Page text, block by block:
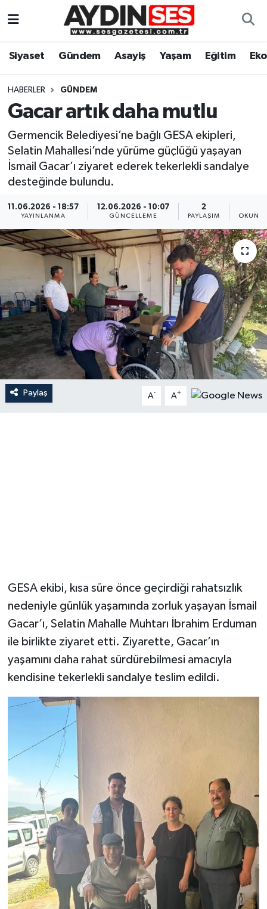
Siyaset Gündem Asayiş Yaşam Eğitim
HABERLER GÜNDEM
Gacar artık daha mutlu
Germencik Belediyesi’ne bağlı GESA ekipleri,
Selatin Mahallesi’nde yürüme güçlüğü yaşayan
İsmail Gacar’ı ziyaret ederek tekerlekli sandalye
desteğinde bulundu.
11.06.2026 - 18:57
YAYINLANMA
12.06.2026 - 10:07
GÜNCELLEME
2
PAYLAŞIM
Paylaş A- A+
GESA ekibi, kısa süre önce geçirdiği rahatsızlık
nedeniyle günlük yaşamında zorluk yaşayan İsmail
Gacar’ı, Selatin Mahalle Muhtarı İbrahim Erduman
ile birlikte ziyaret etti. Ziyarette, Gacar’ın
yaşamını daha rahat sürdürebilmesi amacıyla
kendisine tekerlekli sandalye teslim edildi.
Gündem
Siyaset
Ekonomi
Yaşam
Kültür Sanat
Spor
Aydın Hava Durumu
Aydin Namaz Vakitleri
Aydın Trafik Yoğunluk Haritası
Süper Lig Puan Durumu ve Fikstür
Son Dakika Haberleri
Haber Arşivi